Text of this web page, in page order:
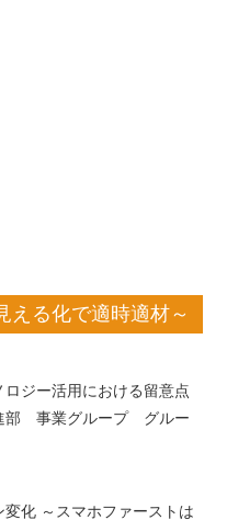
える化で適時適材～
ジー活用における留意点
部 事業グループ グルー
化 ～スマホファーストは